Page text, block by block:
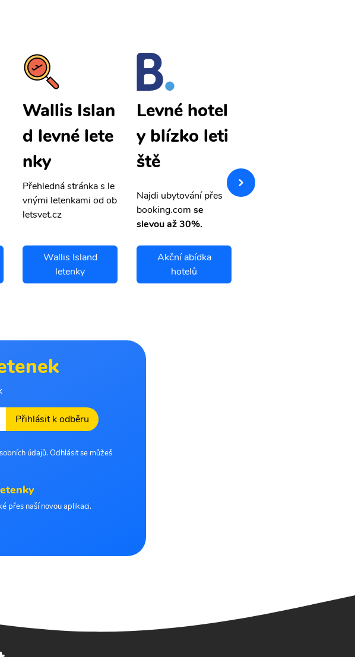
Wallis Islan
d levné lete
nky
Přehledná stránka s le
vnými letenkami od ob
letsvet.cz
Wallis Island
letenky
Levné hotel
y blízko leti
ště
Najdi ubytování přes
booking.com se
slevou až 30%.
Akční abídka
hotelů
Přehledná stránka s le
Přihlásit k odběru
údajů. Odhlásit se můžeš
přes naší novou aplikaci.